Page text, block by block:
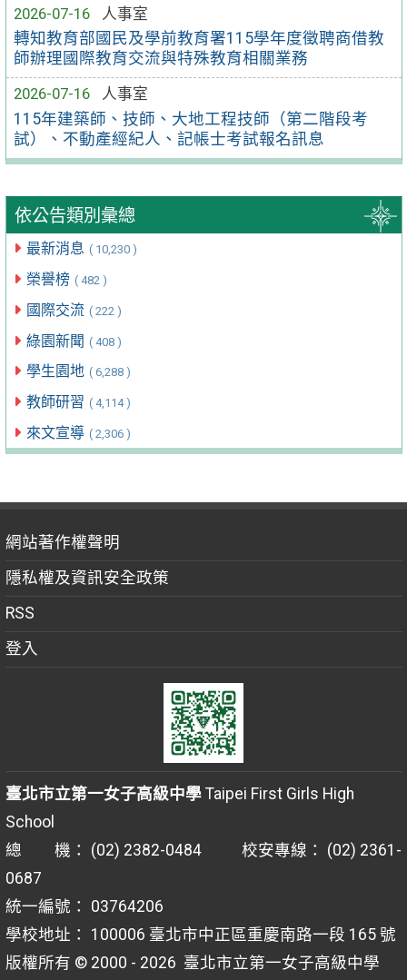
2026-07-16
人事室
轉知教育部國民及學前教育署115學年度徵聘商借教
師辦理國際教育交流與特殊教育相關業務
2026-07-16
人事室
115年建築師、技師、大地工程技師（第二階段考
試）、不動產經紀人、記帳士考試報名訊息
依公告類別彙總
最新消息 ( 10,230 )
榮譽榜 ( 482 )
國際交流 ( 222 )
綠園新聞 ( 408 )
學生園地 ( 6,288 )
教師研習 ( 4,114 )
來文宣導 ( 2,306 )
網站著作權聲明
隱私權及資訊安全政策
RSS
登入
臺北市立第一女子高級中學Taipei First Girls High
School
總 機： (02) 2382-0484 校安專線： (02) 2361-
0687
統一編號： 03764206
學校地址： 100006 臺北市中正區重慶南路一段 165 號
版權所有 © 2000 - 2026 臺北市立第一女子高級中學